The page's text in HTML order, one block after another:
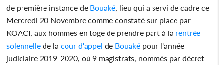
de première instance de Bouaké , lieu qui a servi de cadre ce
Mercredi 20 Novembre comme constaté sur place par
KOACI, aux hommes en toge de prendre part à la rentrée
solennelle de la cour d'appel de Bouaké pour l'année
judiciaire 2019-2020, où 9 magistrats, nommés par décret